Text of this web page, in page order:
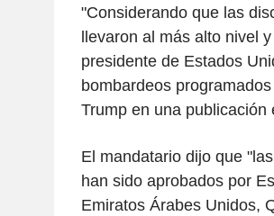
"Considerando que las
llevaron al más alto nivel
presidente de Estados
bombardeos
Trump en una publicación
El mandatario dijo que
han sido aprobados por
Emiratos Árabes Unidos,